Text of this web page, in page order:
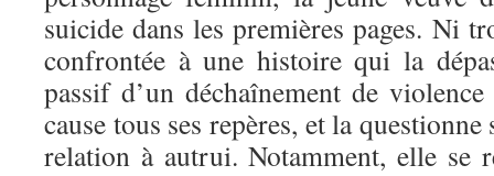
suicide dans les premières pages. Ni
confrontée à une histoire qui la
passif d’un déchaînement de
cause tous ses repères, et la
relation à autrui. Notamment, elle se